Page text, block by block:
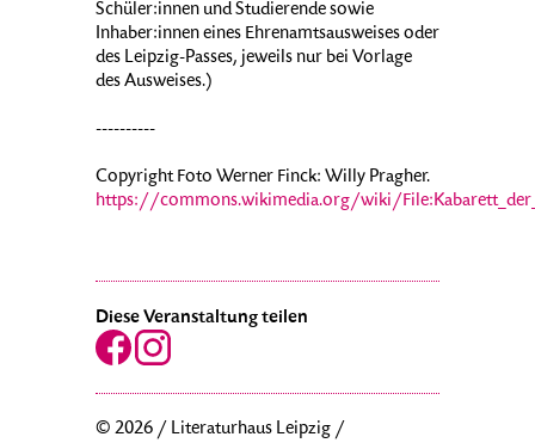
Schüler:innen und Studierende sowie
Inhaber:innen eines Ehrenamtsausweises oder
des Leipzig-Passes, jeweils nur bei Vorlage
des Ausweises.)
----------
Copyright Foto Werner Finck: Willy Pragher.
https://commons.wikimedia.org/wiki/
Diese Veranstaltung teilen
© 2026 / Literaturhaus Leipzig /